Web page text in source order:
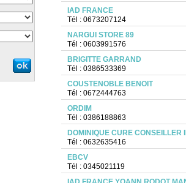
IAD FRANCE
Tél : 0673207124
NARGUI STORE 89
Tél : 0603991576
BRIGITTE GARRAND
Tél : 0386533369
COUSTENOBLE BENOIT
Tél : 0672444763
ORDIM
Tél : 0386188863
DOMINIQUE CURE CONSEILLER
Tél : 0632635416
EBCV
Tél : 0345021119